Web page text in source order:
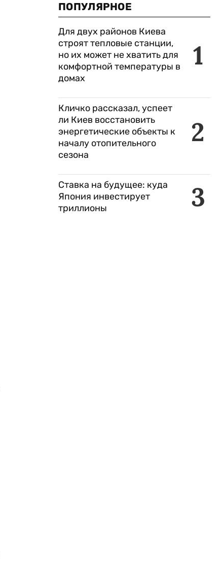
ПОПУЛЯРНОЕ
1
Для двух районов Киева
строят тепловые станции,
но их может не хватить для
комфортной температуры в
домах
2
Кличко рассказал, успеет
ли Киев восстановить
энергетические объекты к
началу отопительного
сезона
3
Ставка на будущее: куда
Япония инвестирует
триллионы